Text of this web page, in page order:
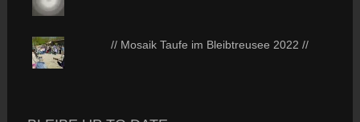
// Mosaik Taufe im Bleibtreusee 2022 //